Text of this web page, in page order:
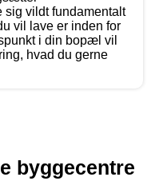
sig vildt fundamentalt
vil lave er inden for
i din bopæl vil
hvad du gerne
byggecentre